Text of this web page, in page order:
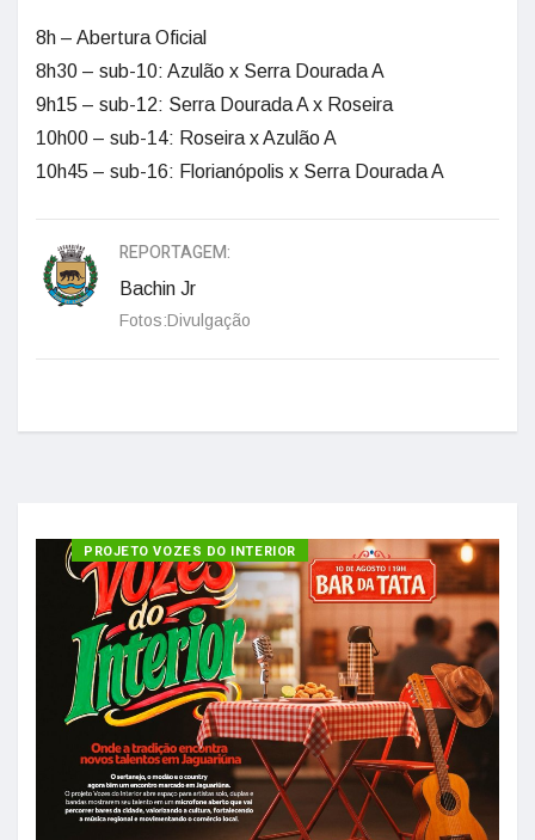
8h – Abertura Oficial
8h30 – sub-10: Azulão x Serra Dourada A
9h15 – sub-12: Serra Dourada A x Roseira
10h00 – sub-14: Roseira x Azulão A
10h45 – sub-16: Florianópolis x Serra Dourada A
REPORTAGEM:
Bachin Jr
Fotos:Divulgação
PROJETO VOZES DO INTERIOR